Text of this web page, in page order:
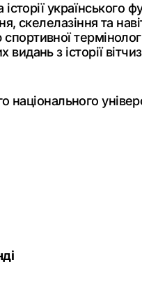
скелелазіння та
з історії
національного